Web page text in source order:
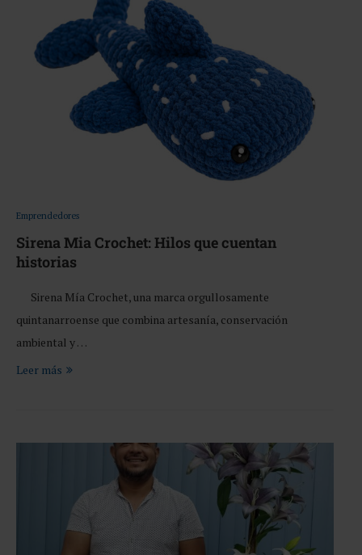
Emprendedores
Sirena Mia Crochet: Hilos que cuentan
historias
Sirena Mía Crochet, una marca orgullosamente
quintanarroense que combina artesanía, conservación
ambiental y …
Leer más